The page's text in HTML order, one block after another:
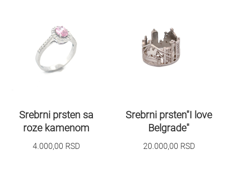
Srebrni prsten sa
roze kamenom
4.000,00 RSD
Srebrni prsten"I love
Belgrade"
20.000,00 RSD